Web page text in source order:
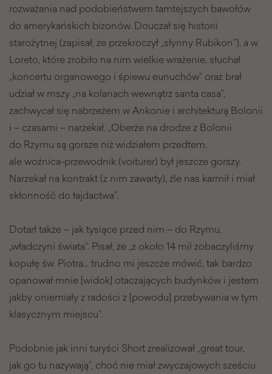
rozważania nad podobieństwem tamtejszych bawołów
do amerykańskich bizonów. Douczał się historii
starożytnej (zapisał, że przekroczył „słynny Rubikon”), a w
Loreto, które zrobiło na nim wielkie wrażenie, słuchał
„koncertu organowego i śpiewu eunuchów” oraz brał
udział w mszy „na kolanach wewnątrz santa casa”,
zachwycał się nabrzeżem w Ankonie i architekturą Bolonii
i – czasami – narzekał. „Oberże na drodze z Bolonii
do Rzymu są gorsze niż widziałem przedtem,
ale woźnica-przewodnik (voiturer) był jeszcze gorszy.
Narzekał na kontrakt (z nim zawarty), źle nas karmił i miał
skłonność do łajdactwa”.
Dotarł także – jak tysiące przed nim – do Rzymu,
„władczyni świata”. Pisał, że „z około 14 mil zobaczyliśmy
kopułę św. Piotra… trudno mi jeszcze mówić, tak bardzo
opanował mnie [widok] otaczających budynków i jestem
jakby oniemiały z radości z [powodu] przebywania w tym
klasycznym miejscu”.
Podobnie jak inni turyści Short zrealizował „great tour,
jak go tu nazywają”, choć nie miał zwyczajowych sześciu